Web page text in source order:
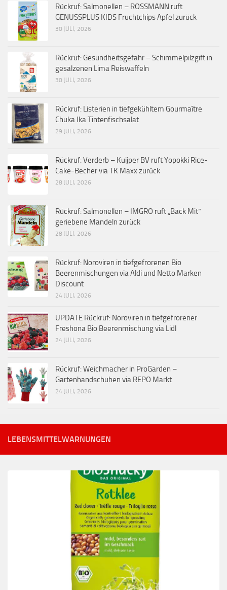
Rückruf: Salmonellen – ROSSMANN ruft
GENUSSPLUS KIDS Fruchtchips Apfel zurück
30 JULI, 2026
Rückruf: Gesundheitsgefahr – Schimmelpilzgift in
gesalzenen Lima Reiswaffeln
30 JULI, 2026
Rückruf: Listerien in tiefgekühltem Gourmaître
Chuka Ika Tintenfischsalat
29 JULI, 2026
Rückruf: Verderb – Kuijper BV ruft Yopokki Rice-
Cake-Becher via TK Maxx zurück
28 JULI, 2026
Rückruf: Salmonellen – IMGRO ruft „Back Mit“
geriebene Mandeln zurück
28 JULI, 2026
Rückruf: Noroviren in tiefgefrorenen Bio
Beerenmischungen via Aldi und Netto Marken
Discount
24 JULI, 2026
UPDATE Rückruf: Noroviren in tiefgefrorener
Freshona Bio Beerenmischung via Lidl
24 JULI, 2026
Rückruf: Weichmacher in ProGarden –
Gartenhandschuhen via REPO Markt
24 JULI, 2026
LEBENSMITTELWARNUNGEN